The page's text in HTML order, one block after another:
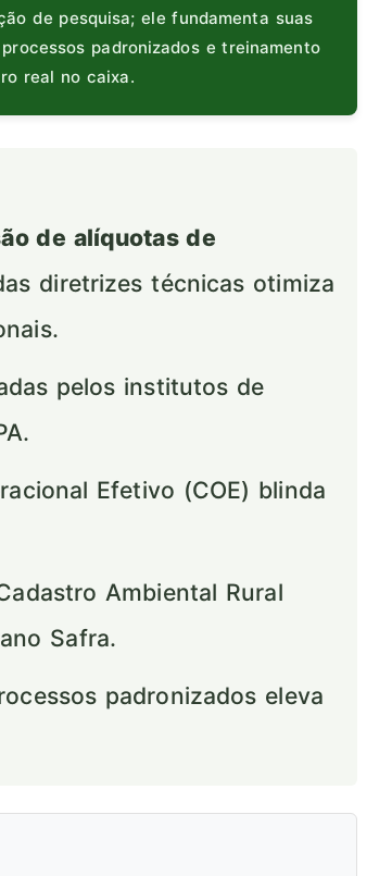
de pesquisa; ele fundamenta suas
padronizados e treinamento
real no caixa.
de alíquotas de
diretrizes técnicas otimiza
pelos institutos de
Efetivo (COE) blinda
Ambiental Rural
Safra.
padronizados eleva